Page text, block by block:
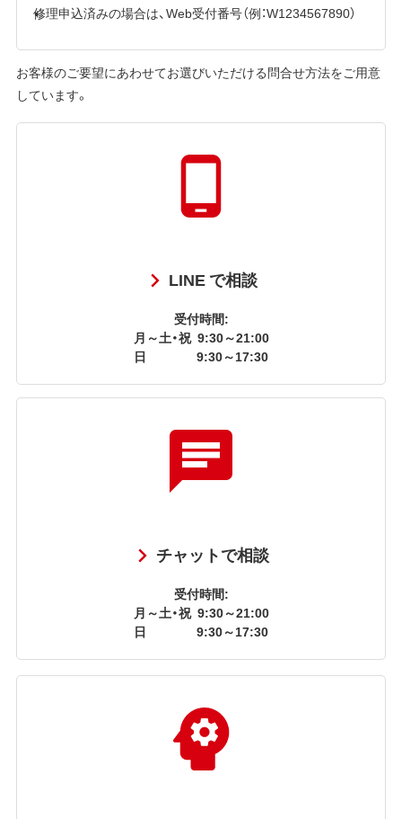
修理申込済みの場合は、Web受付番号（例：W1234567890）
お客様のご要望にあわせてお選びいただける問合せ方法をご用意
しています。
LINE で相談
受付時間:
月～土・祝 9:30～21:00
日
9:30～17:30
チャットで相談
受付時間:
月～土・祝 9:30～21:00
日
9:30～17:30